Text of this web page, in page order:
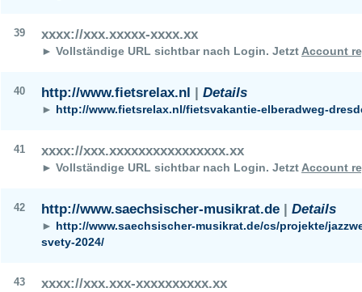
39 xxxx://xxx.xxxxx-xxxx.xx
► Vollständige URL sichtbar nach Login. Jetzt Account
40 http://www.fietsrelax.nl | Details
► http://www.fietsrelax.nl/fietsvakantie-elberadweg-
41 xxxx://xxx.xxxxxxxxxxxxxxxx.xx
► Vollständige URL sichtbar nach Login. Jetzt Account
42 http://www.saechsischer-musikrat.de | Details
► http://www.saechsischer-musikrat.de/cs/projekte/
svety-2024/
43 xxxx://xxx.xxx-xxxxxxxxxx.xx